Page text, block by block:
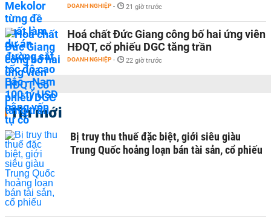
DOANH NGHIỆP - 21 giờ trước
Hoá chất Đức Giang công bố hai ứng viên
HĐQT, cổ phiếu DGC tăng trần
DOANH NGHIỆP - 22 giờ trước
Tin mới
Bị truy thu thuế đặc biệt, giới siêu giàu
Trung Quốc hoảng loạn bán tài sản, cổ phiếu